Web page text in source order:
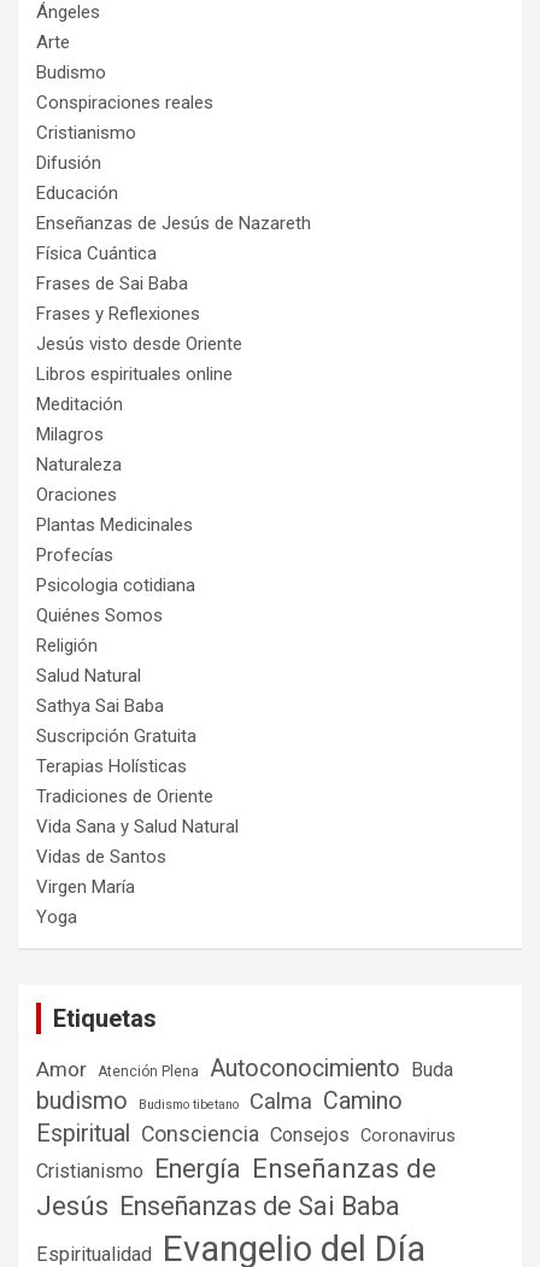
Ángeles
Arte
Budismo
Conspiraciones reales
Cristianismo
Difusión
Educación
Enseñanzas de Jesús de Nazareth
Física Cuántica
Frases de Sai Baba
Frases y Reflexiones
Jesús visto desde Oriente
Libros espirituales online
Meditación
Milagros
Naturaleza
Oraciones
Plantas Medicinales
Profecías
Psicologia cotidiana
Quiénes Somos
Religión
Salud Natural
Sathya Sai Baba
Suscripción Gratuita
Terapias Holísticas
Tradiciones de Oriente
Vida Sana y Salud Natural
Vidas de Santos
Virgen María
Yoga
Etiquetas
Amor Atención Plena Autoconocimiento Buda
budismo Budismo tibetano Calma Camino
Espiritual
Consciencia Consejos Coronavirus
Cristianismo Energía Enseñanzas de
Jesús Enseñanzas de Sai Baba
Espiritualidad Evangelio del Día